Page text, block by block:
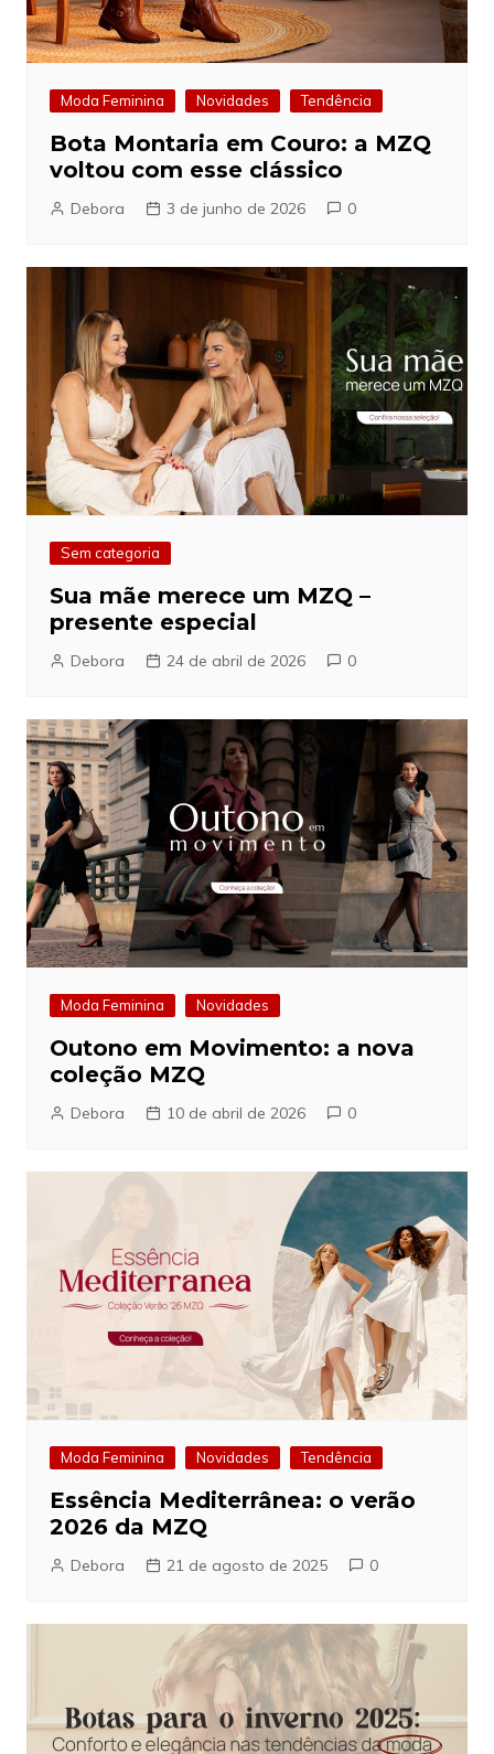
Moda Feminina Novidades Tendência
Bota Montaria em Couro: a MZQ
voltou com esse clássico
Debora 3 de junho de 2026 0
Sem categoria
Sua mãe merece um MZQ –
presente especial
Debora 24 de abril de 2026 0
Moda Feminina Novidades
Outono em Movimento: a nova
coleção MZQ
Debora 10 de abril de 2026 0
Moda Feminina Novidades Tendência
Essência Mediterrânea: o verão
2026 da MZQ
Debora 21 de agosto de 2025 0